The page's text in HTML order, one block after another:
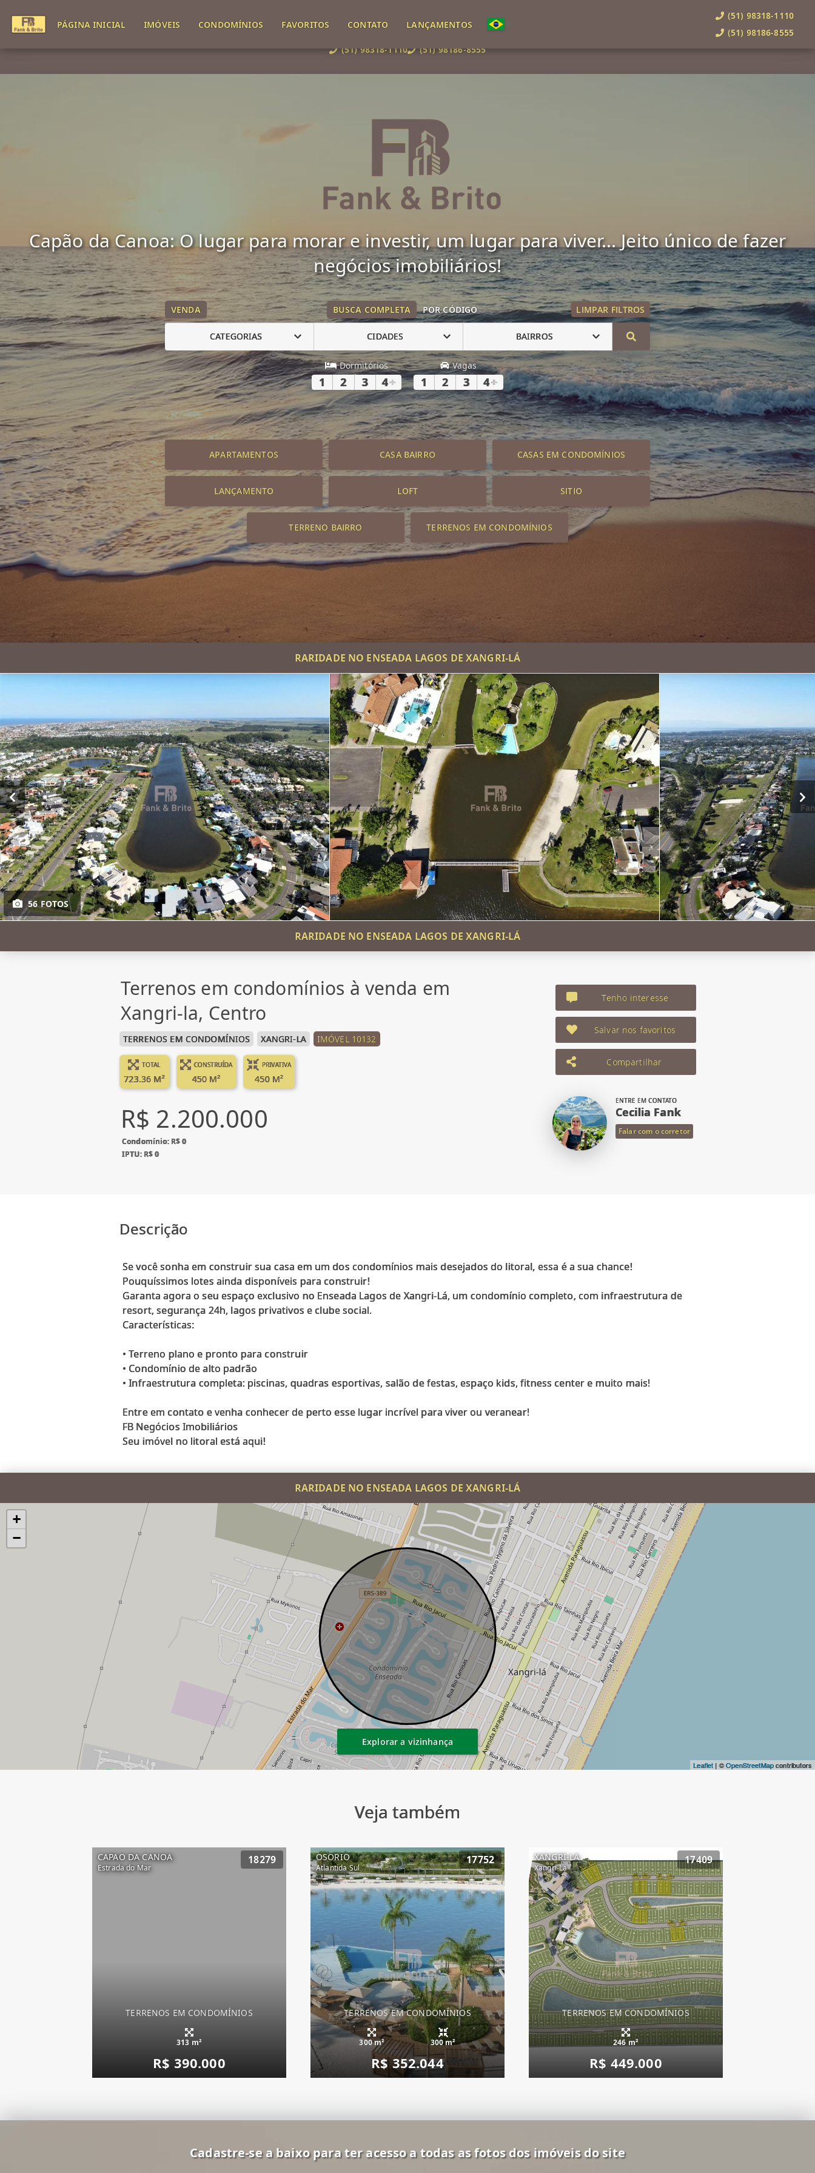
(51) 98318-1110 (51) 98186-8555
PÁGINA INICIAL IMÓVEIS CONDOMÍNIOS FAVORITOS CONTATO LANÇAMENTOS
(51) 98318-1110
(51) 98186-8555
Capão da Canoa: O lugar para morar e investir, um lugar para viver... Jeito único de fazer
negócios imobiliários!
VENDA BUSCA COMPLETA POR CÓDIGO LIMPAR FILTROS
CATEGORIAS CIDADES BAIRROS
Dormitórios
1 2 3 4+
Vagas
1 2 3 4+
APARTAMENTOS CASA BAIRRO CASAS EM CONDOMÍNIOS
LANÇAMENTO LOFT SITIO
TERRENO BAIRRO TERRENOS EM CONDOMÍNIOS
RARIDADE NO ENSEADA LAGOS DE XANGRI-LÁ
56 FOTOS
RARIDADE NO ENSEADA LAGOS DE XANGRI-LÁ
Terrenos em condomínios à venda em
Xangri-la, Centro
TERRENOS EM CONDOMÍNIOS XANGRI-LA IMÓVEL 10132
TOTAL
723.36 M²
CONSTRUÍDA
450 M²
PRIVATIVA
450 M²
R$ 2.200.000
Condomínio: R$ 0
IPTU: R$ 0
Tenho interesse
Salvar nos favoritos
Compartilhar
ENTRE EM CONTATO
Cecilia Fank
Falar com o corretor
Descrição
Se você sonha em construir sua casa em um dos condomínios mais desejados do litoral, essa é a sua chance!
Pouquíssimos lotes ainda disponíveis para construir!
Garanta agora o seu espaço exclusivo no Enseada Lagos de Xangri-Lá, um condomínio completo, com infraestrutura de
resort, segurança 24h, lagos privativos e clube social.
Características:
• Terreno plano e pronto para construir
• Condomínio de alto padrão
• Infraestrutura completa: piscinas, quadras esportivas, salão de festas, espaço kids, fitness center e muito mais!
Entre em contato e venha conhecer de perto esse lugar incrível para viver ou veranear!
FB Negócios Imobiliários
Seu imóvel no litoral está aqui!
RARIDADE NO ENSEADA LAGOS DE XANGRI-LÁ
+
−
Leaflet | ©OpenStreetMapcontributors
Explorar a vizinhança
Veja também
CAPAO DA CANOA
Estrada do Mar
18279
TERRENOS EM CONDOMÍNIOS
313 m²
R$ 390.000
OSORIO
Atlantida Sul
17752
TERRENOS EM CONDOMÍNIOS
300 m² 300 m²
R$ 352.044
XANGRI-LA
Xangri-La
17409
TERRENOS EM CONDOMÍNIOS
246 m²
R$ 449.000
Cadastre-se a baixo para ter acesso a todas as fotos dos imóveis do site